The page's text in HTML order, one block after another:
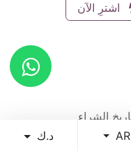
AR د.ك
اشترِ الآن